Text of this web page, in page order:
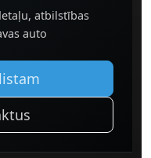
atbilstības
auto